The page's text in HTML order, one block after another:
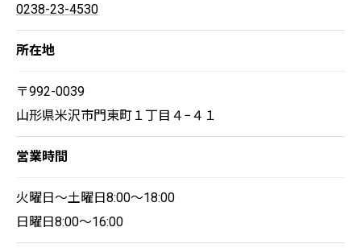
0238-23-4530
所在地
〒992-0039
山形県米沢市門東町１丁目４−４１
営業時間
火曜日～土曜日8:00～18:00
日曜日8:00～16:00